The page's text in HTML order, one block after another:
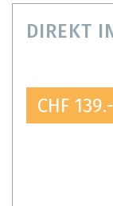
DIREKT
CHF 139.-